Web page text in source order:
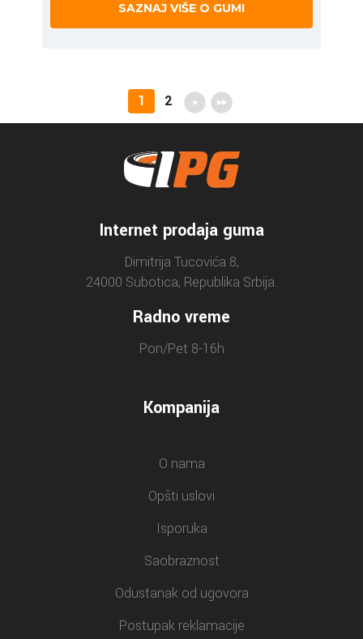
SAZNAJ VIŠE O GUMI
1 2
Internet prodaja guma
Dimitrija Tucovića 8,
24000 Subotica, Republika Srbija.
Radno vreme
Pon/Pet 8-16h
Kompanija
O nama
Opšti uslovi
Isporuka
Saobraznost
Odustanak od ugovora
Postupak reklamacije